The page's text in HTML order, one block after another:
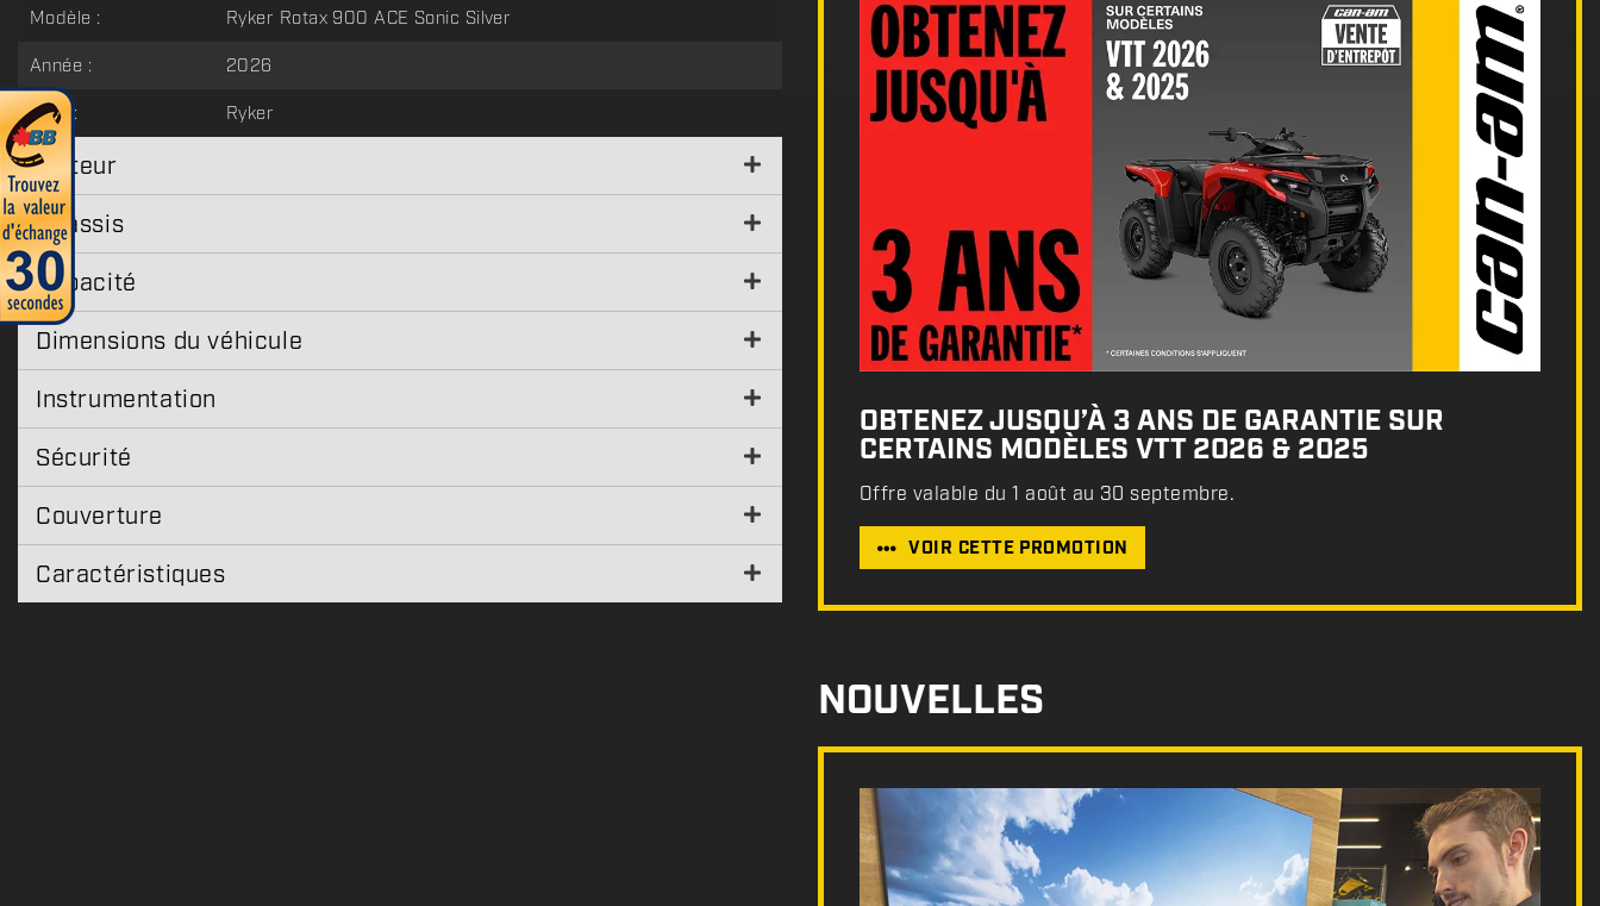
Modèle :
Ryker Rotax 900 ACE Sonic Silver
Année :
2026
Type :
Ryker
Moteur
Châssis
Capacité
Dimensions du véhicule
Instrumentation
Sécurité
Couverture
Caractéristiques
OBTENEZ JUSQU’À 3 ANS DE GARANTIE SUR
CERTAINS MODÈLES VTT 2026 & 2025
Offre valable du 1 août au 30 septembre.
VOIR CETTE PROMOTION
NOUVELLES